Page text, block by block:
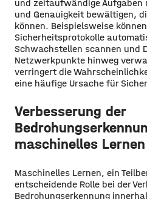
und zeitaufwändige Aufgaben
und Genauigkeit bewältigen,
können. Beispielsweise
Sicherheitsprotokolle
Schwachstellen scannen und
Netzwerkpunkte hinweg
verringert die
eine häufige Ursache für
Verbesserung der
maschinelles Lernen
Maschinelles Lernen, ein
entscheidende Rolle bei der
Bedrohungserkennung